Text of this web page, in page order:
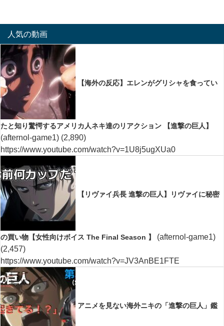
人気の動画
【海外の反応】エレンがグリシャを食ってい
たと知り驚愕するアメリカ人ネキ達のリアクション 【進撃の巨人】
(afternol-game1) (2,890)
https://www.youtube.com/watch?v=1U8j5ugXUa0
【リヴァイ兵長 進撃の巨人】リヴァイに秘密
の買い物【女性向けボイス The Final Season 】
(afternol-game1)
(2,457)
https://www.youtube.com/watch?v=JV3AnBE1FTE
アニメを見ない海外ニキの「進撃の巨人」鑑